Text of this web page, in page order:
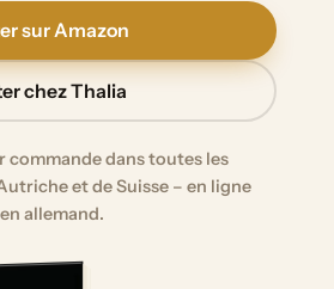
sur Amazon
chez Thalia
commande dans toutes les
et de Suisse – en ligne
allemand.